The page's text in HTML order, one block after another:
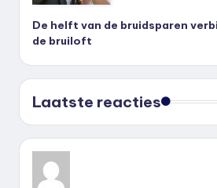
De helft van de bruidsparen
de bruiloft
Laatste reacties